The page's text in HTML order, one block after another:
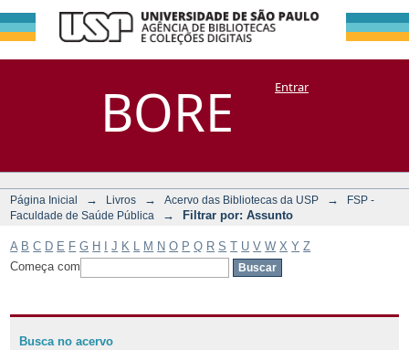
BORE
Filtrar por:
Assunto
DSpace/Manakin + CoriscoEntrar
Página Inicial → Livros → Acervo das Bibliotecas da USP →
FSP -
Faculdade de Saúde Pública
→ Filtrar por: Assunto
A B C D E F G H J K M N O P Q R S T U V W X Y Z
Começa com
Busca no acervo